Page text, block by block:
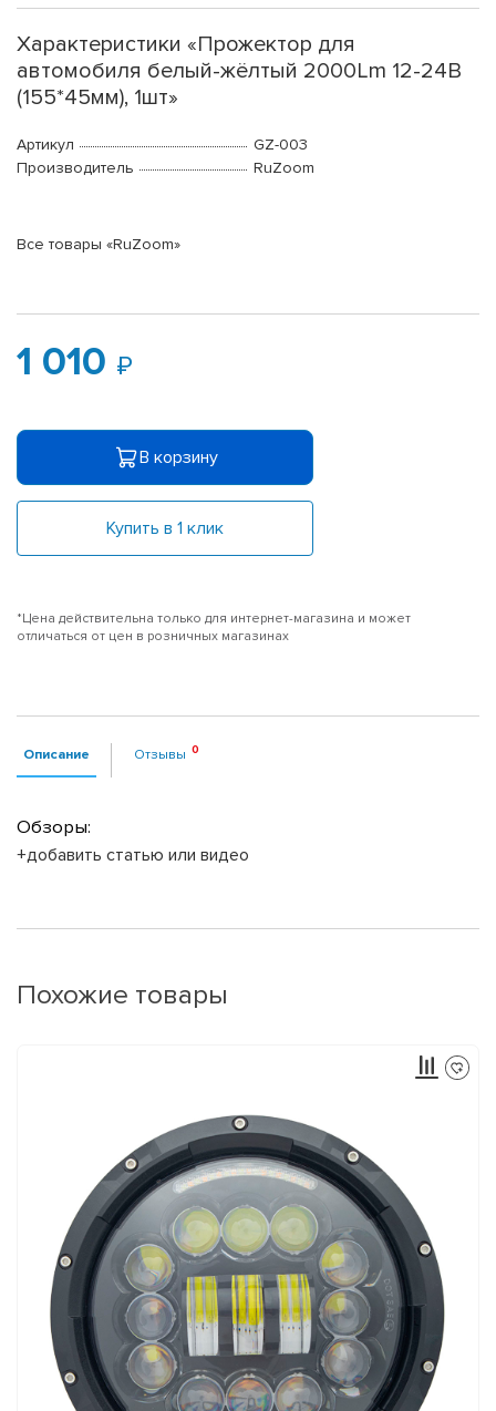
Характеристики «Прожектор для
автомобиля белый-жёлтый 2000Lm 12-24В
(155*45мм), 1шт»
Артикул
GZ-003
Производитель
RuZoom
Все товары «RuZoom»
1 010
В корзину
Купить в 1 клик
*Цена действительна только для интернет-магазина и может
отличаться от цен в розничных магазинах
Описание Отзывы
Обзоры:
+добавить статью или видео
Похожие товары